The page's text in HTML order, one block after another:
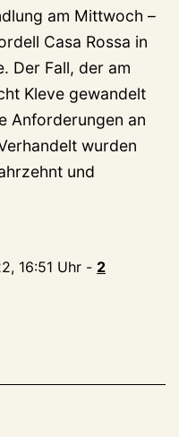
am Mittwoch –
Casa Rossa in
Der Fall, der am
Kleve gewandelt
Anforderungen an
wurden
und
16:51 Uhr - 2